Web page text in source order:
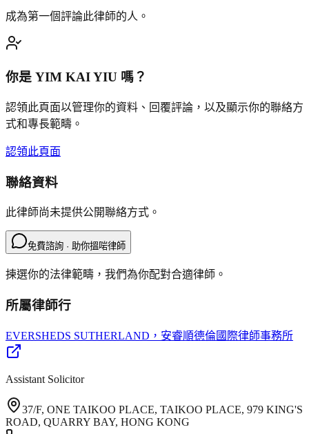
成為第一個評論此律師的人。
你是 YIM KAI YIU 嗎？
認領此頁面以管理你的資料、回覆評論，以及顯示你的聯絡方
式和專長範疇。
認領此頁面
聯絡資料
此律師尚未提供公開聯絡方式。
免費諮詢 · 助你搵啱律師
揀選你的法律範疇，我們為你配對合適律師。
所屬律師行
EVERSHEDS SUTHERLAND ，安睿順德倫國際律師事務所
Assistant Solicitor
37/F, ONE TAIKOO PLACE, TAIKOO PLACE, 979 KING'S
ROAD, QUARRY BAY, HONG KONG